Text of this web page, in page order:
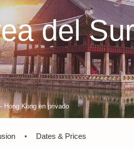
del
Hong Kong en privado
• Dates & Prices